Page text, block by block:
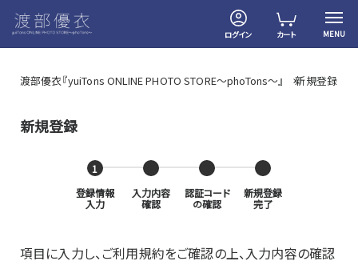
ログイン カート MENU
渡部優衣『yuiTons ONLINE PHOTO STORE～phoTons～』 新規登録
新規登録
登録情報
入力
入力内容
確認
認証コード
の確認
新規登録
完了
項目に入力し、ご利用規約をご確認の上、入力内容の確認